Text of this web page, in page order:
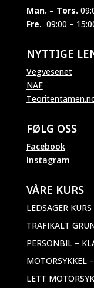
Man. – Tors.
Fre. 09:00 –
NYTTIGE
Vegvesenet
NAF
FØLG OSS
Facebook
Instagram
VÅRE KURS
LEDSAGER KURS
TRAFIKALT
PERSONBIL –
MOTORSYKKEL
LETT